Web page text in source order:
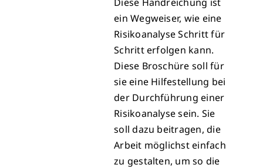
ein Wegweiser, wie eine
Risikoanalyse Schritt für
Schritt erfolgen kann.
Diese Broschüre soll für
sie eine Hilfestellung bei
der Durchführung einer
Risikoanalyse sein. Sie
soll dazu beitragen, die
Arbeit möglichst einfach
zu gestalten, um so die